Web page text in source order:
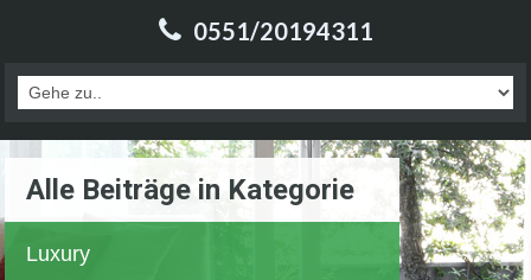
0551/20194311
Alle Beiträge in Kategorie
Luxury